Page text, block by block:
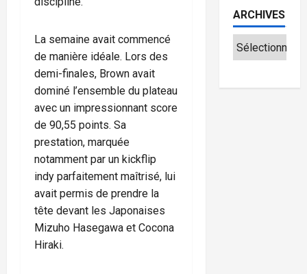
La semaine avait commencé
de manière idéale. Lors des
demi-finales, Brown avait
dominé l’ensemble du plateau
avec un impressionnant score
de 90,55 points. Sa
prestation, marquée
notamment par un kickflip
indy parfaitement maîtrisé, lui
avait permis de prendre la
tête devant les Japonaises
Mizuho Hasegawa et Cocona
Hiraki.
ARCHIVES